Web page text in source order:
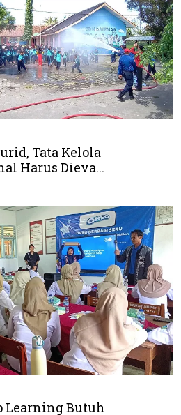
Tata Kelola
Harus Dieva...
Learning Butuh